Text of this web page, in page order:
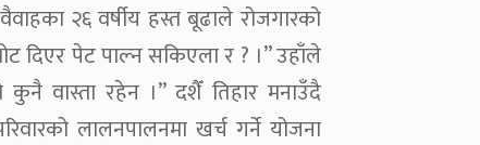
२६ वर्षीय हस्त बूढाले रोजगारको
दिएर पेट पाल्न सकिएला र ? ।” उहाँले
कुनै वास्ता रहेन ।” दशैँ तिहार मनाउँदै
लालनपालनमा खर्च गर्ने योजना